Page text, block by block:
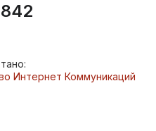
Интернет Коммуникаций